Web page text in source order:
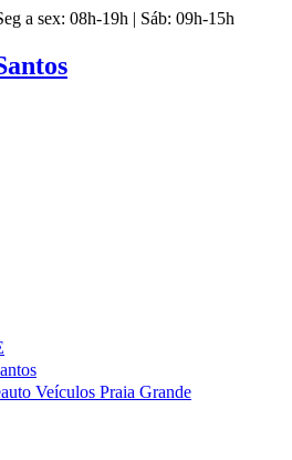
a sex: 08h-19h | Sáb: 09h-15h
Veículos Praia Grande